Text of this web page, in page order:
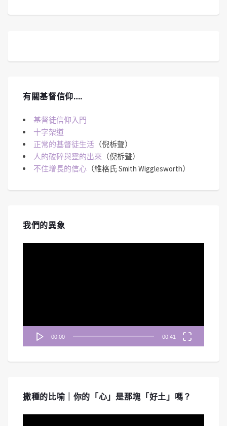
有關基督信仰….
基督徒信仰入門
十字架道
正常的基督徒生活 （倪柝聲）
人的破碎與靈的出來 （倪柝聲）
不住增長的信心 （維格氏 Smith Wigglesworth）
我們的異象
00:00 00:41
撒種的比喻｜你的「心」是那塊「好土」嗎？